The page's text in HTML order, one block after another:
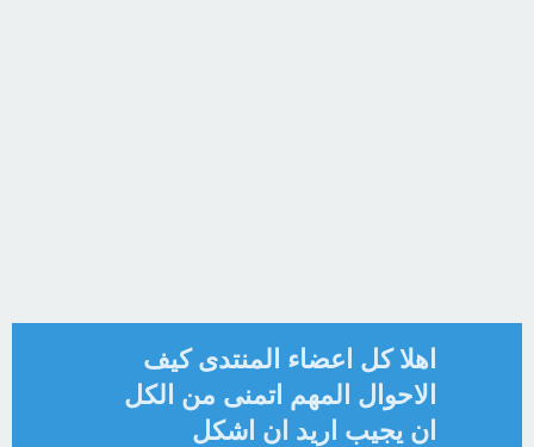
اهلا كل اعضاء المنتدى كيف
الاحوال المهم اتمنى من الكل
ان يجيب اريد ان اشكل